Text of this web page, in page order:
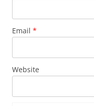
Email *
Website